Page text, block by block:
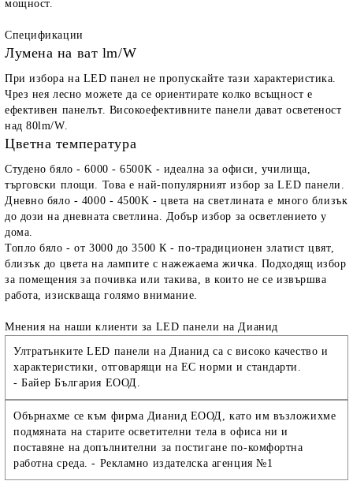
мощност.
Спецификации
Лумена на ват lm/W
При избора на LED панел не пропускайте тази характеристика.
Чрез нея лесно можете да се ориентирате колко всъщност е
ефективен панелът. Високоефективните панели дават осветеност
над 80lm/W.
Цветна температура
Студено бяло - 6000 - 6500K - идеална за офиси, училища,
търговски площи. Това е най-популярният избор за LED панели.
Дневно бяло - 4000 - 4500K - цвета на светлината е много близък
до дози на дневната светлина. Добър избор за осветлението у
дома.
Топло бяло - от 3000 до 3500 К - по-традиционен златист цвят,
близък до цвета на лампите с нажежаема жичка. Подходящ избор
за помещения за почивка или такива, в които не се извършва
работа, изискваща голямо внимание.
Мнения на наши клиенти за LED панели на Дианид
Ултратънките LED панели на Дианид са с високо качество и
характеристики, отговарящи на ЕС норми и стандарти.
-Байер България ЕООД.
Обърнахме се към фирма Дианид ЕООД, като им възложихме
подмяната на старите осветителни тела в офиса ни и
поставяне на допълнителни за постигане по-комфортна
работна среда. - Рекламно издателска агенция №1